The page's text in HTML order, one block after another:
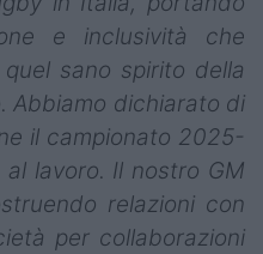
e inclusività che
sano spirito della
Abbiamo dichiarato di
il campionato 2025-
lavoro. Il nostro GM
relazioni con
per collaborazioni